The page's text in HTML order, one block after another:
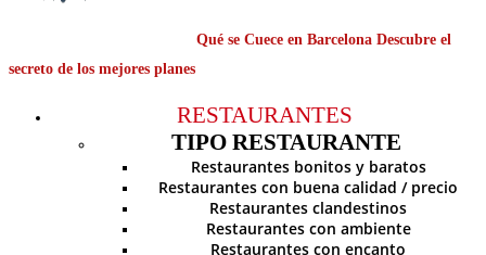
Qué se Cuece en Barcelona Descubre el
secreto de los mejores planes
RESTAURANTES
TIPO RESTAURANTE
Restaurantes bonitos y baratos
Restaurantes con buena calidad / precio
Restaurantes clandestinos
Restaurantes con ambiente
Restaurantes con encanto